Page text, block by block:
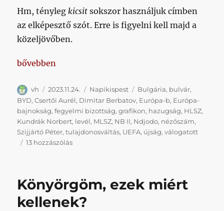
Hm, ténylegkicsit sokszor használjuk címben
az elképesztő szót. Erre is figyelni kell majd a
közeljövőben.
„Hetikispest #2023/11/24”
bővebben
Szerző
vh Közzétéve
2023.11.24. Kategória
Napikispest Címke
Bulgária, bulvár,
BYD,Csertői Aurél, Dimitar Berbatov, Európa-b, Európa-
bajnokság,fegyelmi bizottság,grafikon, hazugság, HLSZ,
Kundrák Norbert, levél, MLSZ, NB II, Ndjodo, nézőszám,
Szijjártó Péter,tulajdonosváltás, UEFA, újság,válogatott
13 hozzászólásHetikispest
Könyörgöm, ezek miért
kellenek?